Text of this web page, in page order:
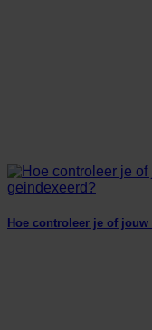
Hoe controleer je of